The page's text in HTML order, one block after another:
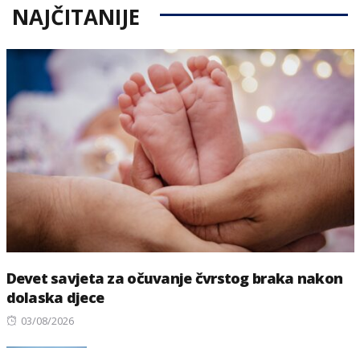
NAJČITANIJE
Devet savjeta za očuvanje čvrstog braka nakon
dolaska djece
Posted
03/08/2026